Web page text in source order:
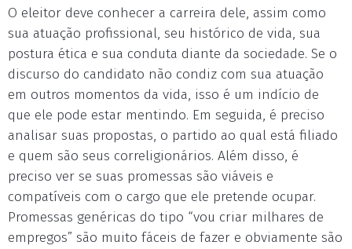
O eleitor deve conhecer a carreira dele, assim como
sua atuação profissional, seu histórico de vida, sua
postura ética e sua conduta diante da sociedade. Se o
discurso do candidato não condiz com sua atuação
em outros momentos da vida, isso é um indício de
que ele pode estar mentindo. Em seguida, é preciso
analisar suas propostas, o partido ao qual está filiado
e quem são seus correligionários. Além disso, é
preciso ver se suas promessas são viáveis e
compatíveis com o cargo que ele pretende ocupar.
Promessas genéricas do tipo “vou criar milhares de
empregos” são muito fáceis de fazer e obviamente são